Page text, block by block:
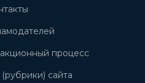
процесс
сайта